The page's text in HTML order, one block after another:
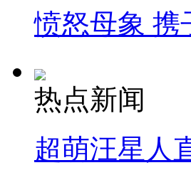
愤怒母象 携
热点新闻
超萌汪星人